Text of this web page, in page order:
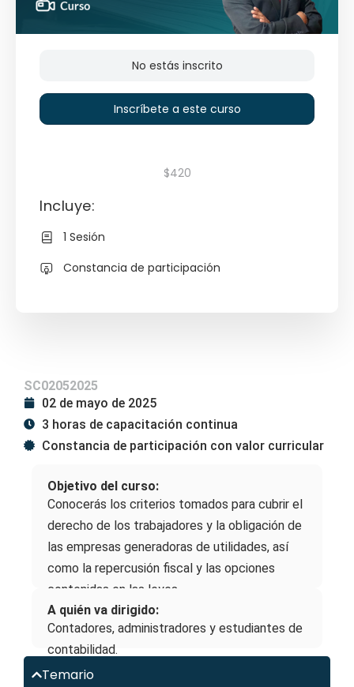
SC02052025
02 de mayo de 2025
3 horas de capacitación continua
Constancia de participación con valor curricular
Objetivo del curso:
Conocerás los criterios tomados para cubrir el
derecho de los trabajadores y la obligación de
las empresas generadoras de utilidades, así
como la repercusión fiscal y las opciones
contenidas en las leyes.
A quién va dirigido:
Contadores, administradores y estudiantes de
contabilidad.
Temario
No estás inscrito
Inscríbete a este curso
$420
Incluye:
1 Sesión
Constancia de participación